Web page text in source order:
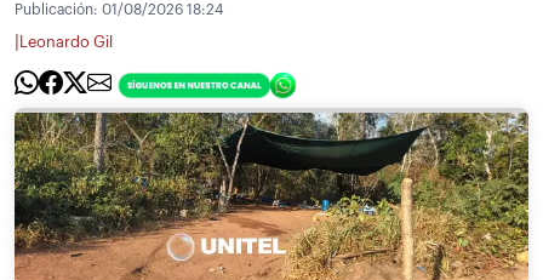
Publicación: 01/08/2026 18:24
Leonardo Gil